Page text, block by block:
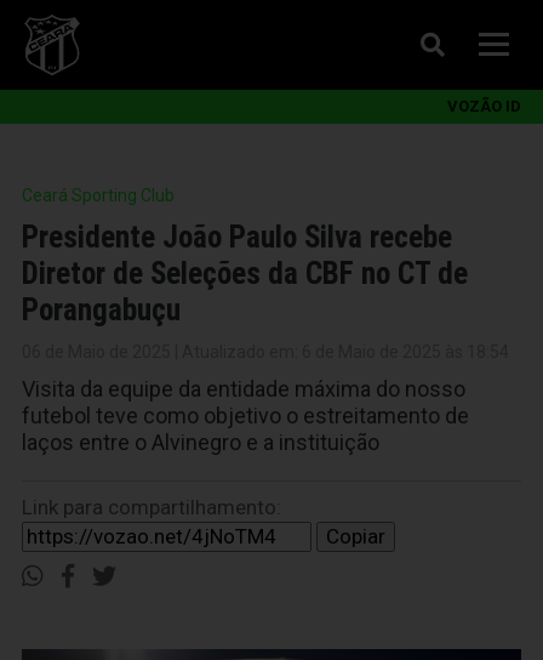
VOZÃO ID
Ceará Sporting Club
Presidente João Paulo Silva recebe
Diretor de Seleções da CBF no CT de
Porangabuçu
Visita da equipe da entidade máxima do nosso
futebol teve como objetivo o estreitamento de
laços entre o Alvinegro e a instituição
Link para compartilhamento:
Copiar